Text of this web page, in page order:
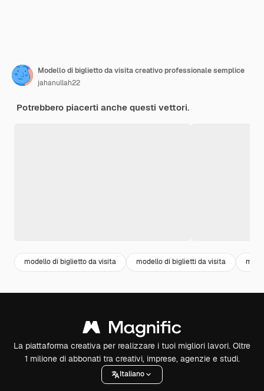
Modello di biglietto da visita creativo professionale semplice
jahanullah22
Potrebbero piacerti anche questi vettori.
modello di biglietto da visita modello di biglietti da visita
La piattaforma creativa per realizzare i tuoi migliori lavori. Oltre
1 milione di abbonati tra creativi, imprese, agenzie e studi.
Italiano